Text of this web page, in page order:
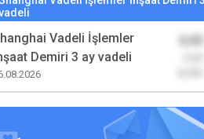
Vadeli İşlemler
Demiri 3 ay vadeli
0,00